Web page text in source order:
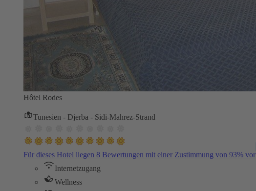
Hôtel Rodes
Tunesien - Djerba - Sidi-Mahrez-Strand
Für dieses Hotel liegen 8 Bewertungen mit einer Zustimmung von 93% vor
Internetzugang
Wellness